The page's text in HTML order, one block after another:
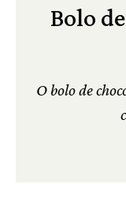
Bolo
O bolo de